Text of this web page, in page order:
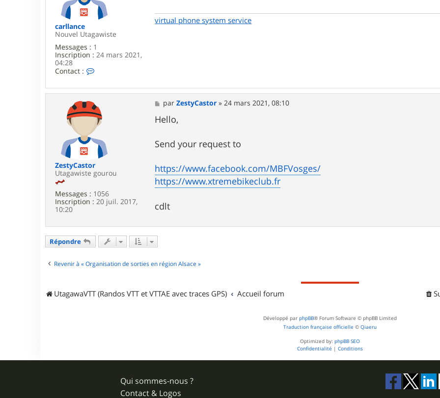
carllance
Nouvel Utagawiste
Messages : 1
Inscription : 24 mars 2021,
04:28
Contact :
n
t
c
t
e
c
a
r
l
a
c
e
virtual phone system service
ZestyCastor
Utagawiste gourou
Messages : 1056
Inscription : 20 juil. 2017,
10:20
M
e
s
s
g
e
parZestyCastor »24 mars 2021, 08:10
Hello,
Send your request to
https://www.facebook.com/MBFVosges/
https://www.xtremebikeclub.fr
cdlt
Répondre
Revenir à « Organisation de sorties en région Alsace »
UtagawaVTT (Randos VTT et VTTAE avec traces GPS) Accueil forum
Développé par phpBB® Forum Software © phpBB Limited
Traduction française officielle © Qiaeru
Optimized by: phpBB SEO
Confidentialité | Conditions
Qui sommes-nous ?
Contact & Logos